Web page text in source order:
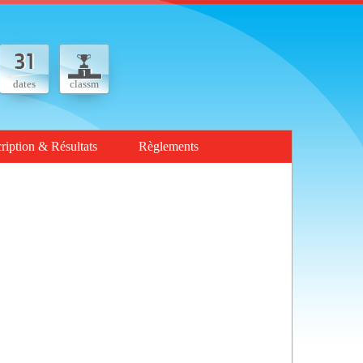
dates classm
& Résultats Règlements